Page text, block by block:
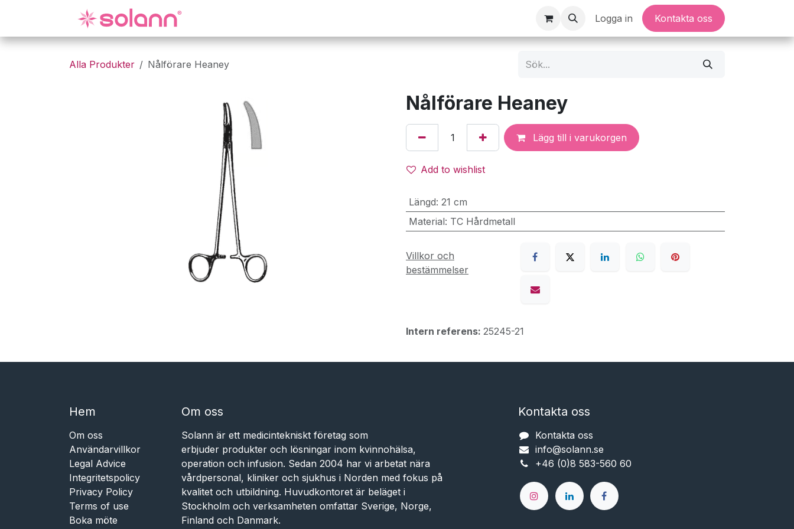
Logga in Kontakta oss
Alla Produkter Nålförare Heaney
Nålförare Heaney
Lägg till i varukorgen
Add to wishlist
Längd: 21 cm
Material: TC Hårdmetall
Villkor och
bestämmelser
Intern referens: 25245-21
Hem​​
Om oss
Användarvillkor
Legal Advice
Integritetspolicy
Privacy Policy
Terms of use
Boka möte
Om oss
Solann är ett medicintekniskt företag som
erbjuder produkter och lösningar inom kvinnohälsa,
operation och infusion. Sedan 2004 har vi arbetat nära
vårdpersonal, kliniker och sjukhus i Norden med fokus på
kvalitet och utbildning. Huvudkontoret är beläget i
Stockholm och verksamheten omfattar Sverige, Norge,
Finland och Danmark.
Kontakta oss
Kontakta oss
info@solann.se​​​​​​
+46 (0)8 583-560 60